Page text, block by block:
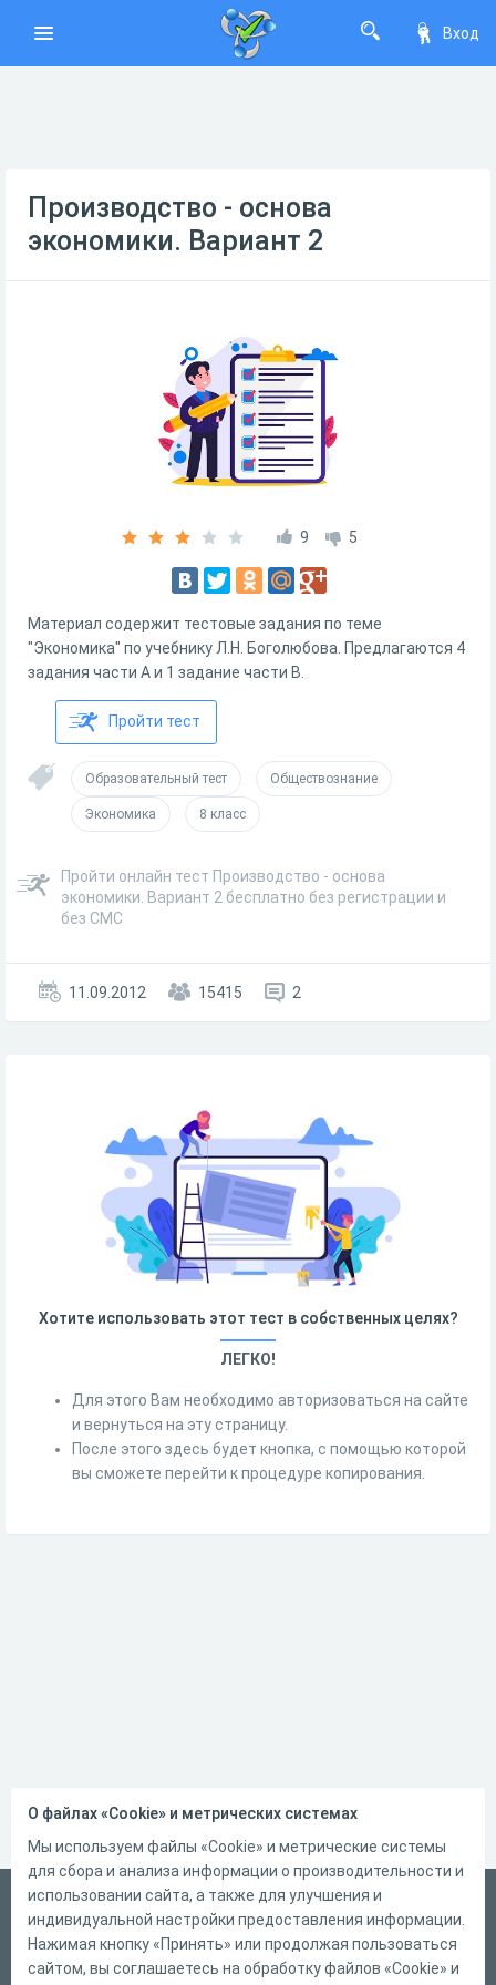
Вход
Производство - основа
экономики. Вариант 2
9 5
Материал содержит тестовые задания по теме
"Экономика" по учебнику Л.Н. Боголюбова. Предлагаются 4
задания части А и 1 задание части В.
Пройти тест
Образовательный тест Обществознание
Экономика 8 класс
Пройти онлайн тест Производство - основа
экономики. Вариант 2 бесплатно без регистрации и
без СМС
11.09.2012 15415 2
Хотите использовать этот тест в собственных целях?
ЛЕГКО!
Для этого Вам необходимо авторизоваться на сайте
и вернуться на эту страницу.
После этого здесь будет кнопка, с помощью которой
вы сможете перейти к процедуре копирования.
Русский
Справка
Форма обратной связи
О файлах «Cookie» и метрических системах
Мы используем файлы «Cookie» и метрические системы
для сбора и анализа информации о производительности и
использовании сайта, а также для улучшения и
индивидуальной настройки предоставления информации.
Нажимая кнопку «Принять» или продолжая пользоваться
сайтом, вы соглашаетесь на обработку файлов «Cookie» и